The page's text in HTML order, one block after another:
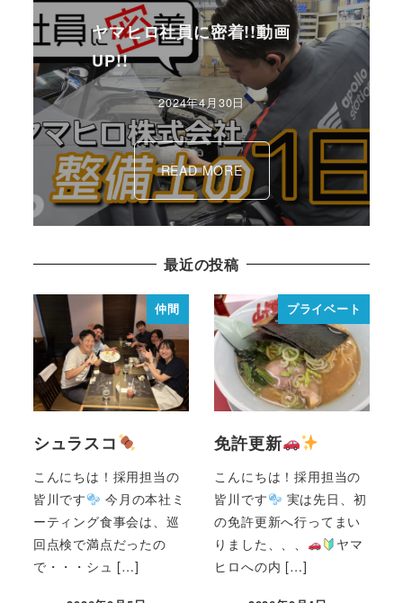
ヤマヒロ社員に密着!!動画
UP!!
2024年4月30日
READ MORE
最近の投稿
仲間
シュラスコ
こんにちは！採用担当の
皆川です
今月の本社ミ
ーティング食事会は、巡
回点検で満点だったの
で・・・シュ […]
プライベート
免許更新
こんにちは！採用担当の
皆川です
実は先日、初
の免許更新へ行ってまい
りました、、、
ヤマ
ヒロへの内 […]